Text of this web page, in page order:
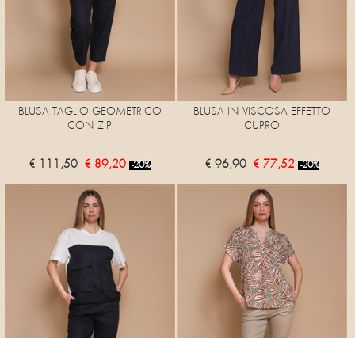
BLUSA TAGLIO GEOMETRICO
CON ZIP
€ 111,50 € 89,20 -20%
BLUSA IN VISCOSA EFFETTO
CUPRO
€ 96,90 € 77,52 -20%